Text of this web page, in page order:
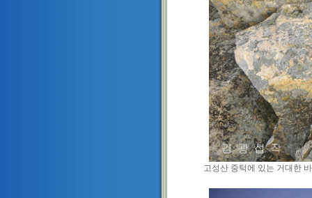
고성산 중턱에 있는 거대한